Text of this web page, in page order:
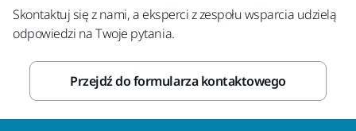
Skontaktuj się z nami, a eksperci z zespołu wsparcia udzielą
odpowiedzi na Twoje pytania.
Przejdź do formularza kontaktowego